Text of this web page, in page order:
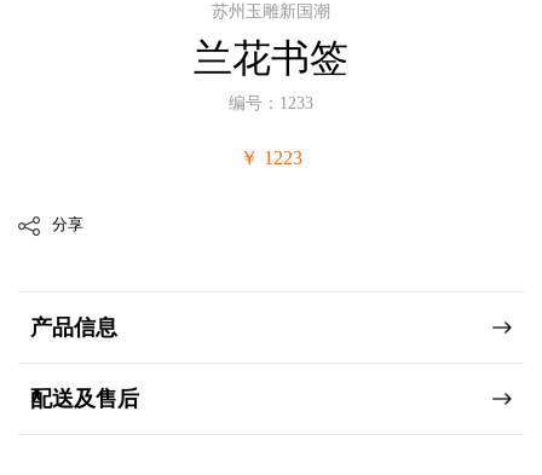
苏州玉雕新国潮
兰花书签
编号：1233
￥ 1223
分享
产品信息
配送及售后